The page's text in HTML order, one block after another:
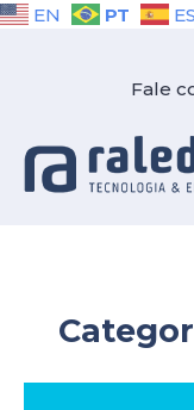
EN PT ES
Fale